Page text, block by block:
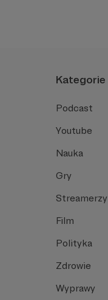
Kategorie
Podcast
Youtube
Nauka
Gry
Streamerzy
Film
Polityka
Zdrowie
Wyprawy